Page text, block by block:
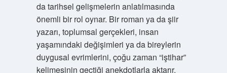
da tarihsel gelişmelerin anlatılmasında
önemli bir rol oynar. Bir roman ya da şiir
yazarı, toplumsal gerçekleri, insan
yaşamındaki değişimleri ya da bireylerin
duygusal evrimlerini, çoğu zaman “iştihar”
kelimesinin geçtiği anekdotlarla aktarır.